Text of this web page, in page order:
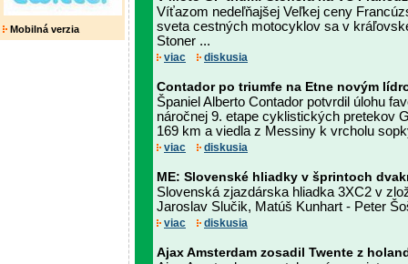
Mobilná verzia
Víťazom nedeľňajšej Veľkej ceny
sveta cestných motocyklov sa v
Stoner ...
viac diskusia
Contador po triumfe na Etne novým
Španiel Alberto Contador potvrdil úlohu
náročnej 9. etape cyklistických pretekov
169 km a viedla z Messiny k vrcholu
viac diskusia
ME: Slovenské hliadky v šprintoch
Slovenská zjazdárska hliadka 3XC2 v
Jaroslav Slučik, Matúš Kunhart - Peter
viac diskusia
Ajax Amsterdam zosadil Twente z